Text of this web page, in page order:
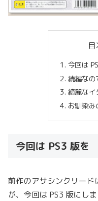
今回は
続編なの
綺麗なイ
お馴染み
今回は PS3 版を
前作のアサシンクリー
が、今回は PS3 版にしま